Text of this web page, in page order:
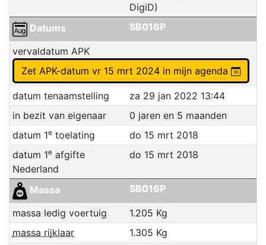
DigiD)
Datums
SB016P
vervaldatum APK
Zet APK-datum vr 15 mrt 2024 in mijn agenda
datum tenaamstelling
za 29 jan 2022 13:44
in bezit van eigenaar
0 jaren en 5 maanden
datum 1etoelating
do 15 mrt 2018
datum 1eafgifte
Nederland
do 15 mrt 2018
Massa SB016P
massa ledig voertuig
1.205 Kg
massa rijklaar
1.305 Kg